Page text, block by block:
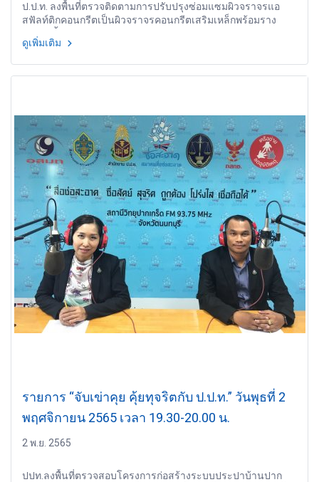
ป.ป.ท. ลงพื้นที่ตรวจติดตามการปรับปรุงซ่อมแซมผิวจราจรแอ
สฟัลท์ติกคอนกรีตเป็นผิวจราจรคอนกรีตเสริมเหล็กพร้อมราง
ดูเพิ่มเติม
รายการ “จับเข่าคุย คุ้ยทุจริตกับ ป.ป.ท.” วันพุธที่ 2
พฤศจิกายน 2565 เวลา 19.30-20.00 น.
2 พ.ย. 2565
ปปท.ลงพื้นที่ตรวจสอบโครงการก่อสร้างระบบประปาบ้านปาก